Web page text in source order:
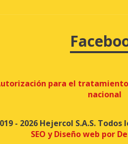
para el
nacional
- 2026 Hejercol S.A.S. Todos
SEO y Diseño web por